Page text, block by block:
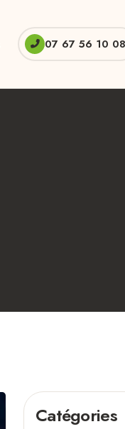
07 67 56 10 08
Catégories